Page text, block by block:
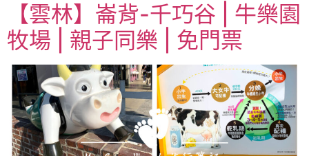
【雲林】崙背-千巧谷 | 牛樂園
牧場 | 親子同樂 | 免門票